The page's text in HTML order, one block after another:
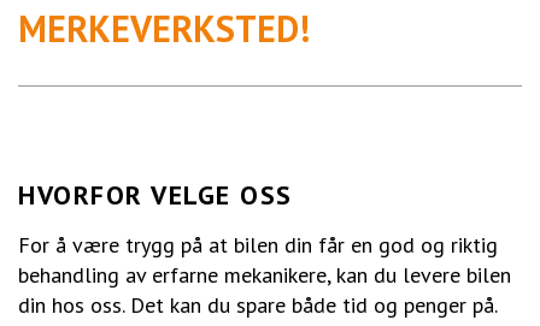
MERKEVERKSTED!
HVORFOR VELGE OSS
For å være trygg på at bilen din får en god og riktig
behandling av erfarne mekanikere, kan du levere bilen
din hos oss. Det kan du spare både tid og penger på.